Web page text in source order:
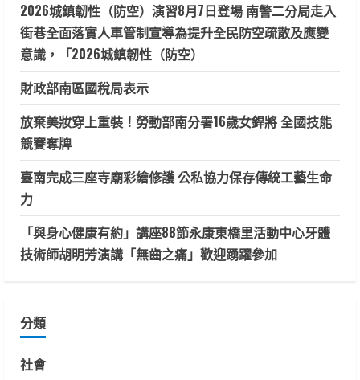
2026城鎮韌性（防空）演習8月7日登場 南警二分局走入
街巷全面落實人車管制宣導為提升全民防空疏散及應變
意識，「2026城鎮韌性（防空）
財政部南區國稅局表示
放棄美妝穿上重裝！勞動部南分署16歲女銲將 全國技能
競賽奪牌
臺南完成三座寺廟彩繪修護 公私協力保存傳統工藝生命
力
「與身心健康有約」講座88節永康東橋里活動中心牙體
技術師胡明芳演講「無齒之痛」歡迎踴躍參加
分類
社會